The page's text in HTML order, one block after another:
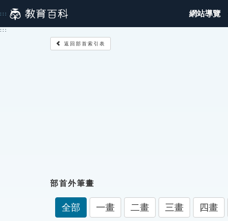
到
主
::: 網站導覽
:::
返回部首索引表
部首外筆畫
全部 一畫 二畫 三畫 四畫